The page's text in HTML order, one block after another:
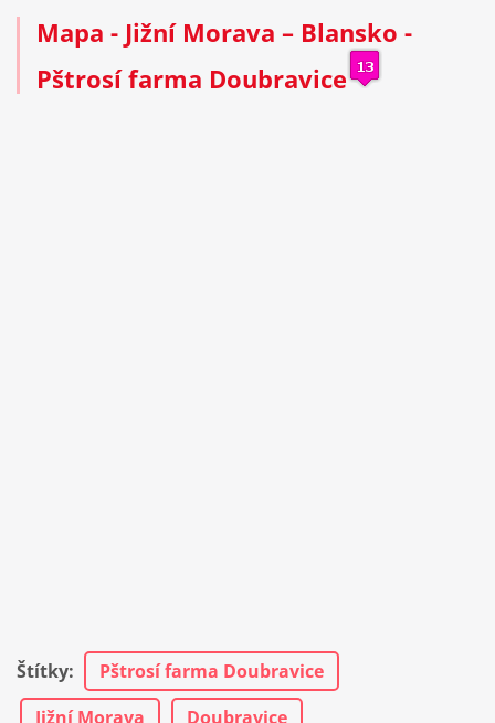
Mapa - Jižní Morava – Blansko -
Pštrosí farma Doubravice
Štítky:
Pštrosí farma Doubravice
Jižní Morava
Doubravice